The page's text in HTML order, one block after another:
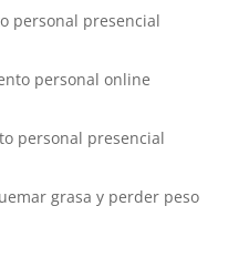
personal presencial
personal online
personal presencial
grasa y perder peso